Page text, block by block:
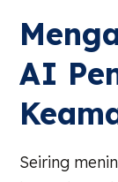
AI
Seiring